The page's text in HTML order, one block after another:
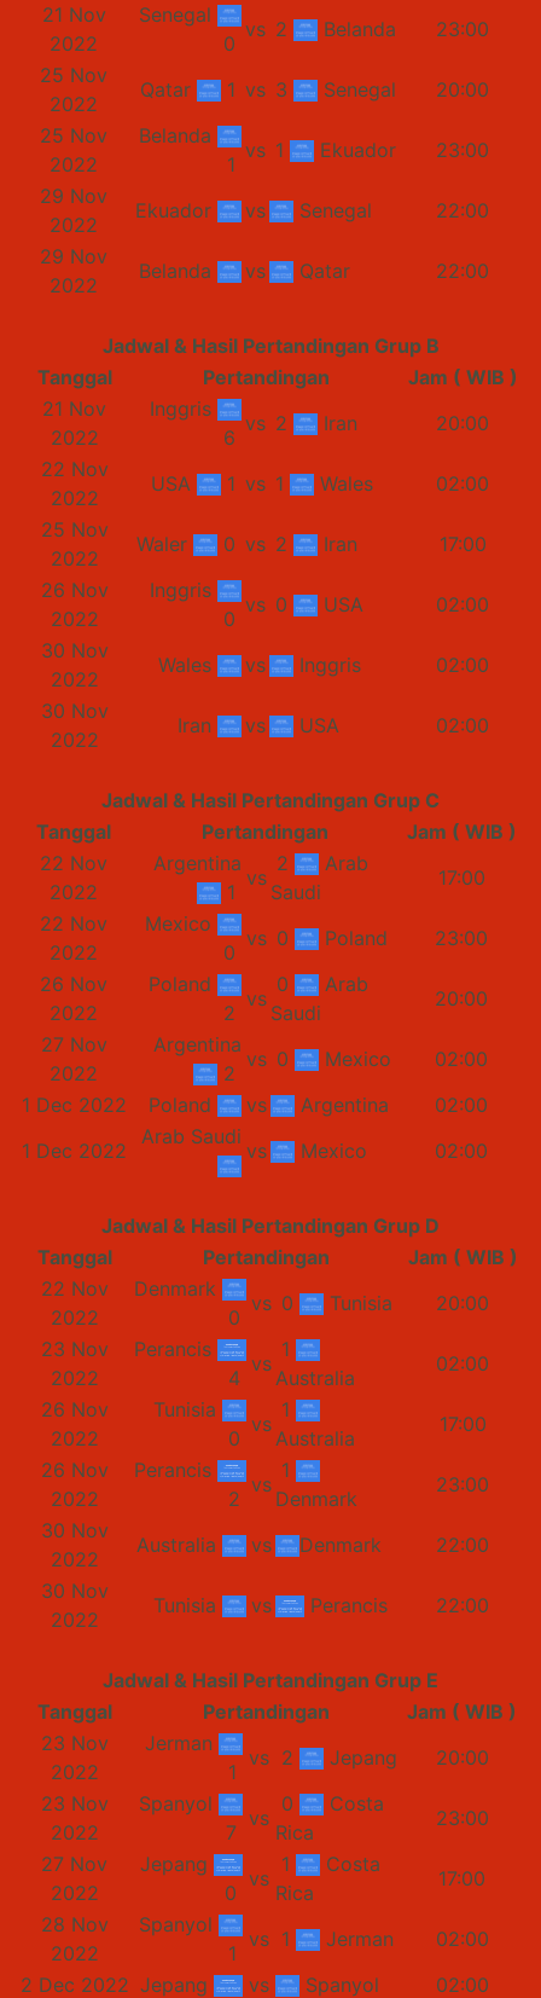
21 Nov
2022
Senegal
0
vs 2 Belanda
23:00
25 Nov
2022
Qatar 1 vs 3 Senegal
20:00
25 Nov
2022
Belanda
1
vs 1 Ekuador
23:00
29 Nov
2022
Ekuador vs Senegal
22:00
29 Nov
2022
Belanda vs Qatar 22:00
Jadwal & Hasil Pertandingan Grup B
Tanggal
Pertandingan
Jam ( WIB )
21 Nov
2022
Inggris
6
vs 2 Iran
20:00
22 Nov
2022
USA 1 vs 1 Wales
02:00
25 Nov
2022
Waler 0 vs 2 Iran
17:00
26 Nov
2022
Inggris
0
vs 0 USA
02:00
30 Nov
2022
Wales vs Inggris
02:00
30 Nov
2022
Iran vs USA 02:00
Jadwal & Hasil Pertandingan Grup C
Tanggal
Pertandingan
Jam ( WIB )
22 Nov
2022
Argentina
1
vs
2
Arab
Saudi
17:00
22 Nov
2022
Mexico
0
vs 0 Poland
23:00
26 Nov
2022
Poland
2
vs
0
Arab
Saudi
20:00
27 Nov
2022
Argentina
2
vs 0 Mexico
02:00
1 Dec 2022
Poland vs Argentina
02:00
1 Dec 2022
Arab Saudi
vs Mexico 02:00
Jadwal & Hasil Pertandingan Grup D
Tanggal
Pertandingan
Jam ( WIB )
22 Nov
2022
Denmark
0
vs 0 Tunisia
20:00
23 Nov
2022
Perancis
4
vs
1
Australia
02:00
26 Nov
2022
Tunisia
0
vs
1
Australia
17:00
26 Nov
2022
Perancis
2
vs
1
Denmark
23:00
30 Nov
2022
Australia vs Denmark
22:00
30 Nov
2022
Tunisia vs Perancis 22:00
Jadwal & Hasil Pertandingan Grup E
Tanggal
Pertandingan
Jam ( WIB )
23 Nov
2022
Jerman
1
vs 2 Jepang
20:00
23 Nov
2022
Spanyol
7
vs
0
Costa
Rica
23:00
27 Nov
2022
Jepang
0
vs
1
Costa
Rica
17:00
28 Nov
2022
Spanyol
1
vs 1 Jerman
02:00
2 Dec 2022 Jepang vs Spanyol
02:00